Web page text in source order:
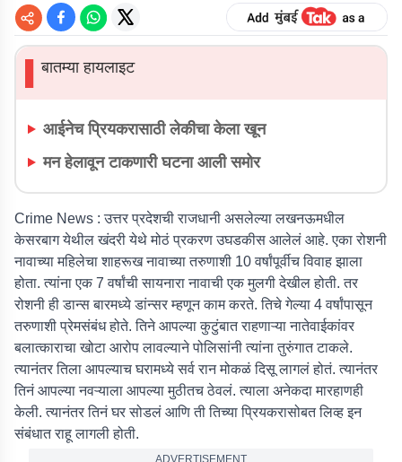
▌बातम्या हायलाइट
आईनेच प्रियकरासाठी लेकीचा केला खून
मन हेलावून टाकणारी घटना आली समोर
Crime News :उत्तर प्रदेशची राजधानी असलेल्या लखनऊमधील
केसरबाग येथील खंदरी येथे मोठं प्रकरण उघडकीस आलेलं आहे. एका रोशनी
नावाच्या महिलेचा शाहरूख नावाच्या तरुणाशी 10 वर्षांपूर्वीच विवाह झाला
होता. त्यांना एक 7 वर्षांची सायनारा नावाची एक मुलगी देखील होती. तर
रोशनी ही डान्स बारमध्ये डांन्सर म्हणून काम करते. तिचे गेल्या 4 वर्षांपासून
तरुणाशी प्रेमसंबंध होते. तिने आपल्या कुटुंबात राहणाऱ्या नातेवाईकांवर
बलात्काराचा खोटा आरोप लावल्याने पोलिसांनी त्यांना तुरुंगात टाकले.
त्यानंतर तिला आपल्याच घरामध्ये सर्व रान मोकळं दिसू लागलं होतं. त्यानंतर
तिनं आपल्या नवऱ्याला आपल्या मुठीतच ठेवलं. त्याला अनेकदा मारहाणही
केली. त्यानंतर तिनं घर सोडलं आणि ती तिच्या प्रियकरासोबत लिव्ह इन
संबंधात राहू लागली होती.
ADVERTISEMENT